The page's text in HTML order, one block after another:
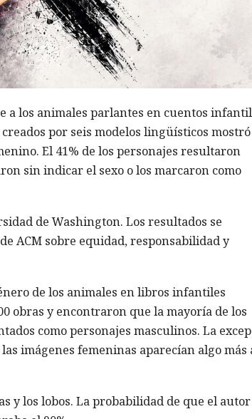
los animales parlantes en cuentos
por seis modelos lingüísticos
El 41% de los personajes resultaron
sin indicar el sexo o los marcaron como
de Washington. Los resultados se
ACM sobre equidad, responsabilidad y
de los animales en libros infantiles
obras y encontraron que la mayoría de los
como personajes masculinos. La
imágenes femeninas aparecían algo más
y los lobos. La probabilidad de que el autor